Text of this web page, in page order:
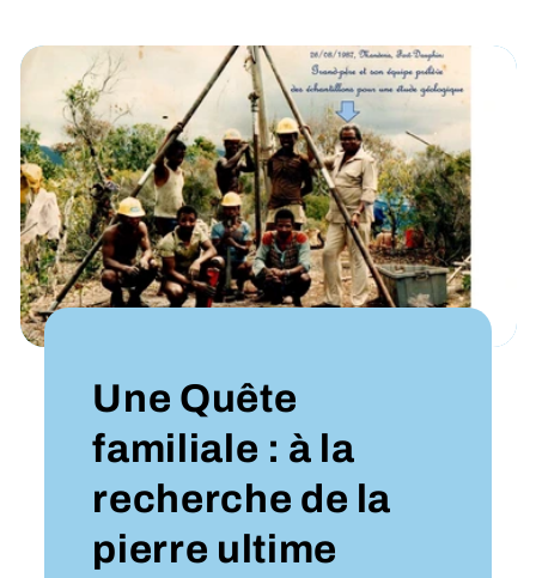
Une Quête
familiale : à la
recherche de la
pierre ultime